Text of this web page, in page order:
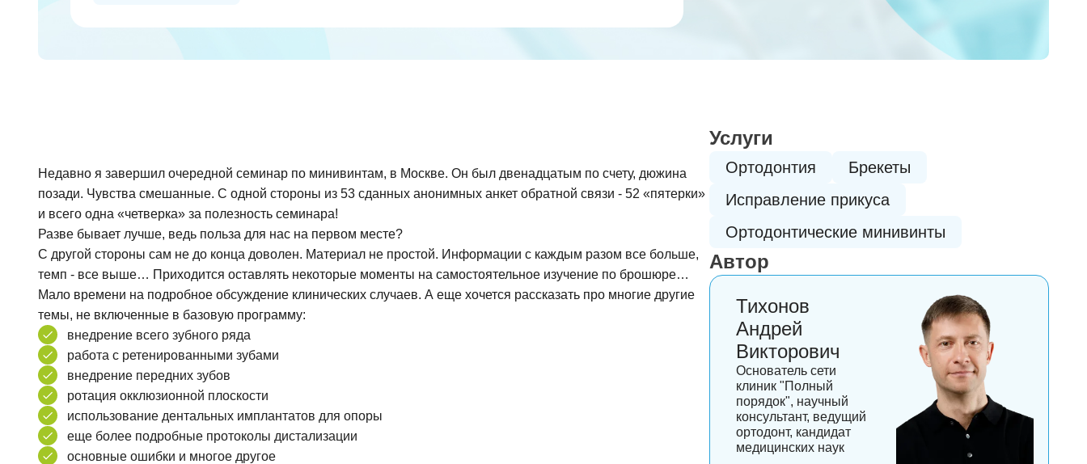
Недавно я завершил очередной семинар по минивинтам, в Москве. Он был двенадцатым по счету, дюжина
позади. Чувства смешанные. С одной стороны из 53 сданных анонимных анкет обратной связи - 52 «пятерки»
и всего одна «четверка» за полезность семинара!
Разве бывает лучше, ведь польза для нас на первом месте?
С другой стороны сам не до конца доволен. Материал не простой. Информации с каждым разом все больше,
темп - все выше… Приходится оставлять некоторые моменты на самостоятельное изучение по брошюре…
Мало времени на подробное обсуждение клинических случаев. А еще хочется рассказать про многие другие
темы, не включенные в базовую программу:
внедрение всего зубного ряда
работа с ретенированными зубами
внедрение передних зубов
ротация окклюзионной плоскости
использование дентальных имплантатов для опоры
еще более подробные протоколы дистализации
основные ошибки и многое другое
Услуги
Ортодонтия
Брекеты
Исправление прикуса
Ортодонтические минивинты
Автор
Тихонов
Андрей
Викторович
Основатель сети
клиник "Полный
порядок", научный
консультант, ведущий
ортодонт, кандидат
медицинских наук